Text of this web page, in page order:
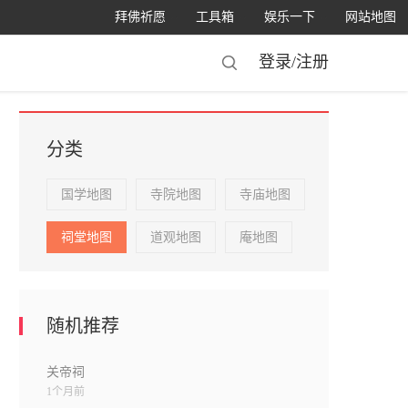
网站地图
娱乐一下
工具箱
拜佛祈愿
登录/注册
分类
国学地图 寺院地图 寺庙地图
祠堂地图 道观地图 庵地图
随机推荐
关帝祠
1个月前